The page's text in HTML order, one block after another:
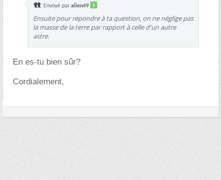
Envoyé par alien49
Ensuite pour répondre à ta question, on ne néglige pas
la masse de la terre par rapport à celle d'un autre
astre.
En es-tu bien sûr?
Cordialement,